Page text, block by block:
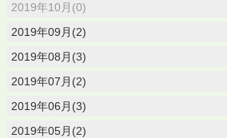
2019年10月(0)
2019年09月(2)
2019年08月(3)
2019年07月(2)
2019年06月(3)
2019年05月(2)